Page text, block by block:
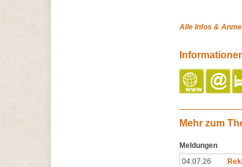
Alle Infos &
Mehr zum
Meldungen
04.07.26